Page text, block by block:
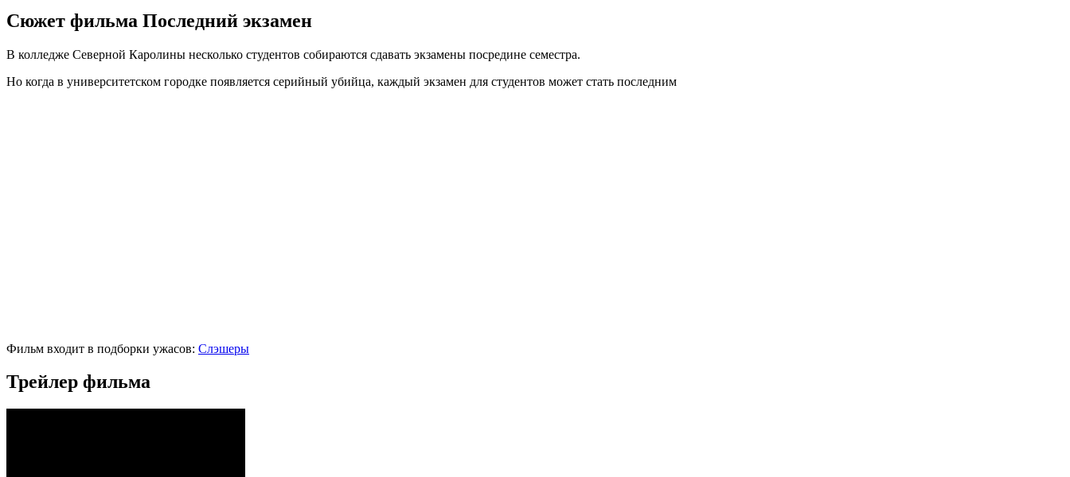
Сюжет фильма Последний экзамен
В колледже Северной Каролины несколько студентов собираются сдавать экзамены посредине семестра.
Но когда в университетском городке появляется серийный убийца, каждый экзамен для студентов может стать последним
Фильм входит в подборки ужасов: Слэшеры
Трейлер фильма